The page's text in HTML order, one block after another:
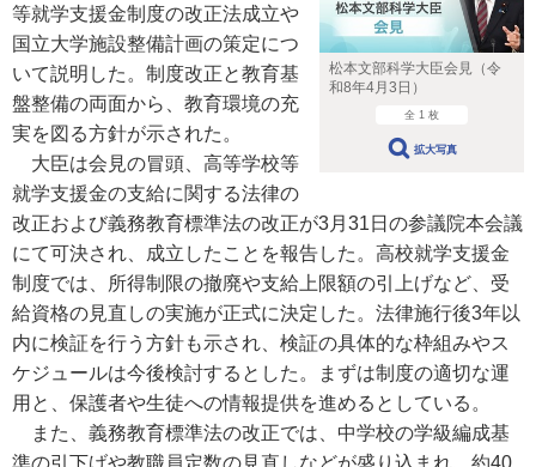
松本文部科学大臣会見（令
和8年4月3日）
全 1 枚
拡大写真
等就学支援金制度の改正法成立や
国立大学施設整備計画の策定につ
いて説明した。制度改正と教育基
盤整備の両面から、教育環境の充
実を図る方針が示された。
大臣は会見の冒頭、高等学校等
就学支援金の支給に関する法律の
改正および義務教育標準法の改正が3月31日の参議院本会議
にて可決され、成立したことを報告した。高校就学支援金
制度では、所得制限の撤廃や支給上限額の引上げなど、受
給資格の見直しの実施が正式に決定した。法律施行後3年以
内に検証を行う方針も示され、検証の具体的な枠組みやス
ケジュールは今後検討するとした。まずは制度の適切な運
用と、保護者や生徒への情報提供を進めるとしている。
また、義務教育標準法の改正では、中学校の学級編成基
準の引下げや教職員定数の見直しなどが盛り込まれ、約40